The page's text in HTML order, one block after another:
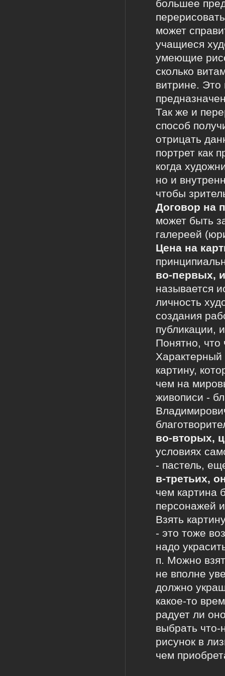
большее
может
учащиеся
умеющие
сколько
витрине. Это
Так же и
способ
отрицать
портрет как
когда
но и
чтобы
Договор на
может быть
галереей
Цена на
во-первых,
называется
личность
создания
публикации,
Понятно, что
Характерный
картину,
чем на
живописи -
во-вторых,
условиях
- пастель,
в-третьих,
чем картина
персонажей
Взять
- это тоже
надо
п. Можно
не вполне
должно
какое-то
радует ли
выбрать что-
рисунок в
чем